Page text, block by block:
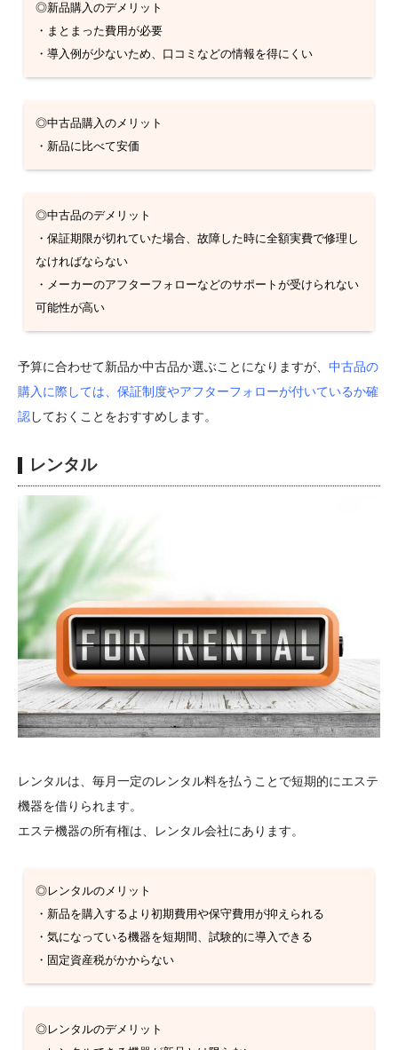
◎新品購入のデメリット
・まとまった費用が必要
・導入例が少ないため、口コミなどの情報を得にくい
◎中古品購入のメリット
・新品に比べて安価
◎中古品のデメリット
・保証期限が切れていた場合、故障した時に全額実費で修理し
なければならない
・メーカーのアフターフォローなどのサポートが受けられない
可能性が高い
予算に合わせて新品か中古品か選ぶことになりますが、 中古品の
購入に際しては、保証制度やアフターフォローが付いているか確
認しておくことをおすすめします。
レンタル
レンタルは、毎月一定のレンタル料を払うことで短期的にエステ
機器を借りられます。
エステ機器の所有権は、レンタル会社にあります。
◎レンタルのメリット
・新品を購入するより初期費用や保守費用が抑えられる
・気になっている機器を短期間、試験的に導入できる
・固定資産税がかからない
◎レンタルのデメリット